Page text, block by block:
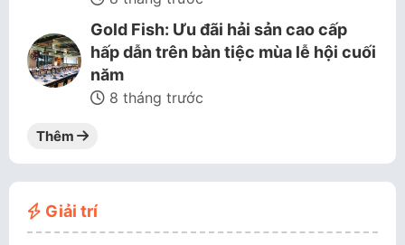
Gold Fish: Ưu đãi hải sản cao cấp
hấp dẫn trên bàn tiệc mùa lễ hội cuối
năm
8 tháng trước
Thêm
Giải trí